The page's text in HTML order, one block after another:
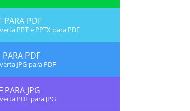
PARA PDF
PPT e PPTX para PDF
PARA PDF
JPG para PDF
PARA JPG
PDF para JPG